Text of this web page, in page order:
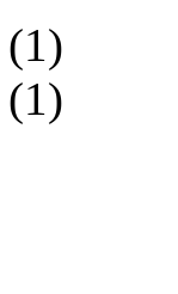
(1)
(1)